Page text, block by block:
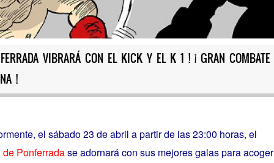
VIBRARÁ CON EL KICK Y EL K 1 ! ¡ GRAN COMBATE
!
el sábado 23 de abril a partir de las 23:00 horas, el
Ponferradase adornará con sus mejores galas para acoger